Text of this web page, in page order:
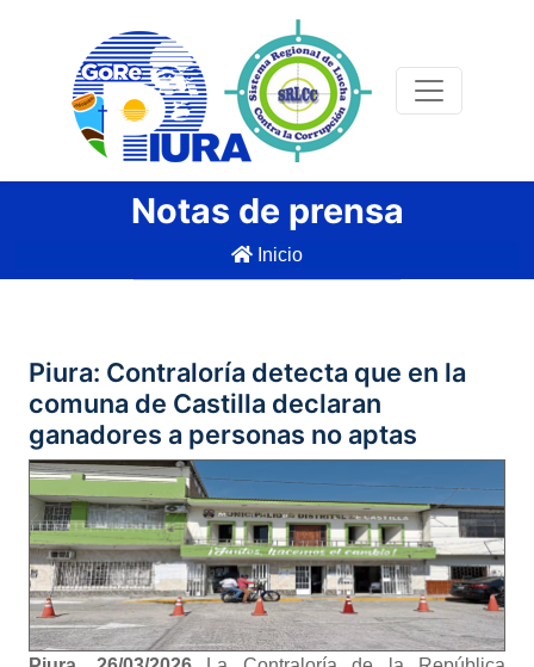
Notas de prensa
Inicio
Piura: Contraloría detecta que en la
comuna de Castilla declaran
ganadores a personas no aptas